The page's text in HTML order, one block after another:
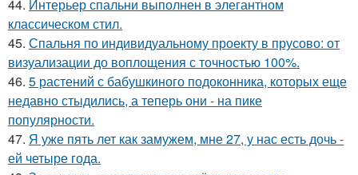
44. Интерьер спальни выполнен в элегантном
классическом стил.
45. Спальня по индивидуальному проекту в прусово: от
визуализации до воплощения с точностью 100%.
46. 5 растений с бабушкиного подоконника, которых еще
недавно стыдились, а теперь они - на пике
популярности.
47. Я уже пять лет как замужем, мне 27, у нас есть дочь -
ей четыре года.